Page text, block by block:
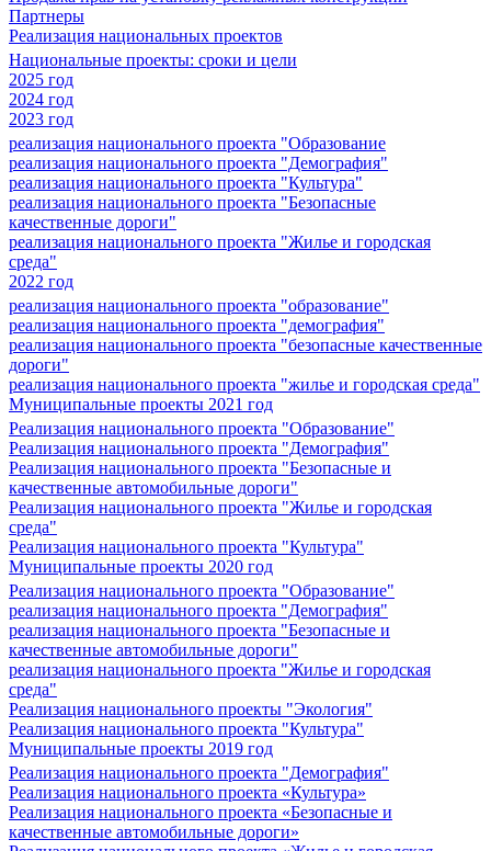
Партнеры
Реализация национальных проектов
Национальные проекты: сроки и цели
2025 год
2024 год
2023 год
реализация национального проекта "Образование
реализация национального проекта "Демография"
реализация национального проекта "Культура"
реализация национального проекта "Безопасные
качественные дороги"
реализация национального проекта "Жилье и городская
среда"
2022 год
реализация национального проекта "образование"
реализация национального проекта "демография"
реализация национального проекта "безопасные качественные
дороги"
реализация национального проекта "жилье и городская среда"
Муниципальные проекты 2021 год
Реализация национального проекта "Образование"
Реализация национального проекта "Демография"
Реализация национального проекта "Безопасные и
качественные автомобильные дороги"
Реализация национального проекта "Жилье и городская
среда"
Реализация национального проекта "Культура"
Муниципальные проекты 2020 год
Реализация национального проекта "Образование"
реализация национального проекта "Демография"
реализация национального проекта "Безопасные и
качественные автомобильные дороги"
реализация национального проекта "Жилье и городская
среда"
Реализация национального проекты "Экология"
Реализация национального проекта "Культура"
Муниципальные проекты 2019 год
Реализация национального проекта "Демография"
Реализация национального проекта «Культура»
Реализация национального проекта «Безопасные и
качественные автомобильные дороги»